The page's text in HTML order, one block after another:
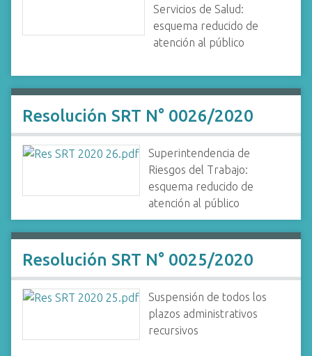
Servicios de Salud:
esquema reducido de
atención al público
Resolución SRT N° 0026/2020
Superintendencia de
Riesgos del Trabajo:
esquema reducido de
atención al público
Resolución SRT N° 0025/2020
Suspensión de todos los
plazos administrativos
recursivos